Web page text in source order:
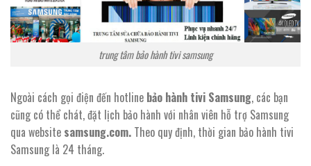
trung tâm bảo hành tivi samsung
Ngoài cách gọi điện đến hotline bảo hành tivi Samsung, các bạn
cũng có thể chát, đặt lịch bảo hành với nhân viên hỗ trợ Samsung
qua website samsung.com. Theo quy định, thời gian bảo hành tivi
Samsung là 24 tháng.